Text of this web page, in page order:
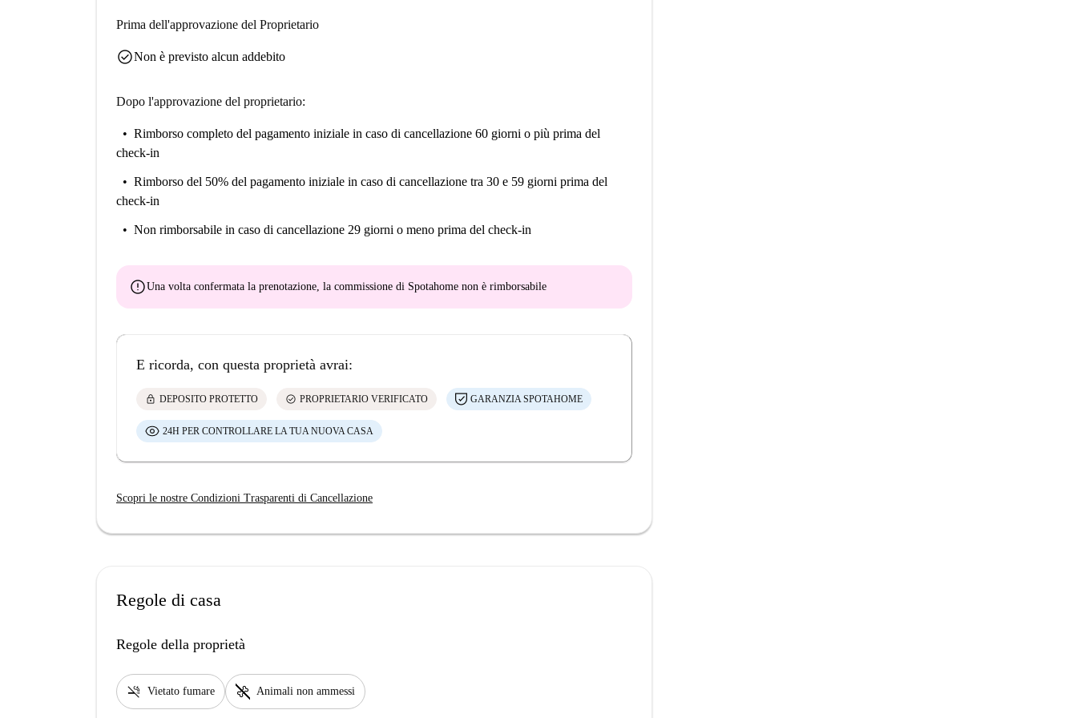
Prima dell'approvazione del Proprietario
check_circleNon è previsto alcun addebito
Dopo l'approvazione del proprietario:
Rimborso completo del pagamento iniziale in caso di cancellazione 60 giorni o più prima del
check-in
Rimborso del 50% del pagamento iniziale in caso di cancellazione tra 30 e 59 giorni prima del
check-in
Non rimborsabile in caso di cancellazione 29 giorni o meno prima del check-in
errorUna volta confermata la prenotazione, la commissione di Spotahome non è rimborsabile
E ricorda, con questa proprietà avrai:
lock DEPOSITO PROTETTO check_circle PROPRIETARIO VERIFICATO GARANZIA SPOTAHOME
24H PER CONTROLLARE LA TUA NUOVA CASA
Scopri le nostre Condizioni Trasparenti di Cancellazione
Regole di casa
Regole della proprietà
smoke_free Vietato fumare pet_supplies Animali non ammessi